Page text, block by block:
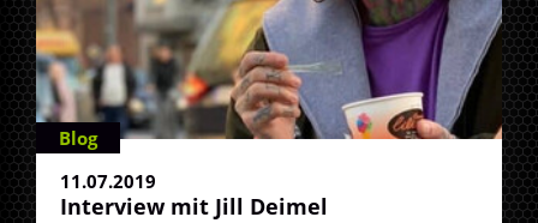
Blog
11.07.2019
Interview mit Jill Deimel